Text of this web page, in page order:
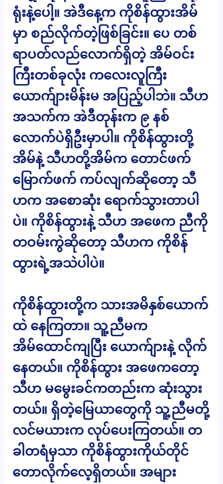
ရုံးနဲ့ပေါ့။ အဲဒီနေ့က ကိုစိန်ထွားအိမ်
မှာ စည်လိုက်တဲ့ဖြစ်ခြင်း။ ပေ တစ်
ရာပတ်လည်လောက်ရှိတဲ့ အိမ်ဝင်း
ကြီးတစ်ခုလုံး ကလေးလူကြီး
ယောက်ျားမိန်းမ အပြည့်ပါဘဲ။ သီဟ
အသက်က အဲဒီတုန်းက ၉ နစ်
လောက်ပဲရှိဦးမှာပါ။ ကိုစိန်ထွားတို့
အိမ်နဲ့ သီဟတို့အိမ်က တောင်ဖက်
မြောက်ဖက် ကပ်လျက်ဆိုတော့ သီ
ဟက အစောဆုံး ရောက်သွားတာပါ
ပဲ။ ကိုစိန်ထွားနဲ့ သီဟ အဖေက ညီကို
တဝမ်းကွဲဆိုတော့ သီဟက ကိုစိန်
ထွားရဲ့အသဲပါပဲ။
ကိုစိန်ထွားတို့က သားအမိနှစ်ယောက်
ထဲ နေကြတာ။ သူ့ညီမက
အိမ်ထောင်ကျပြီး ယောက်ျားနဲ့ လိုက်
နေတယ်။ ကိုစိန်ထွား အဖေကတော့
သီဟ မမွေးခင်ကတည်းက ဆုံးသွား
တယ်။ ရှိတဲ့မြေယာတွေကို သူ့ညီမတို့
လင်မယားက လုပ်ပေးကြတယ်။ တ
ခါတရံမှသာ ကိုစိန်ထွားကိုယ်တိုင်
တောလိုက်လေ့ရှိတယ်။ အများ